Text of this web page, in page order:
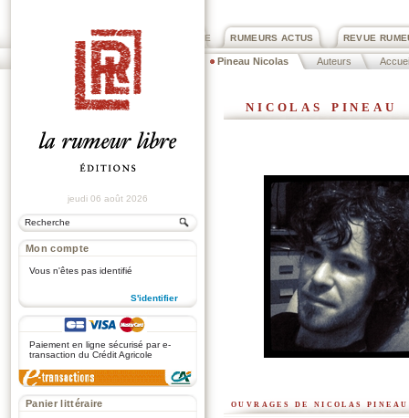
REVUE
RUMEURS ACTUS
PRIX ROGER DEXTRE
Pineau Nicolas Auteurs
jeudi 06 août 2026
Mon compte
Vous n'êtes pas identifié
S'identifier
Paiement en ligne sécurisé par e-
transaction du Crédit Agricole
Panier littéraire
nicolas pineau
ouvrages de nicolas pineau